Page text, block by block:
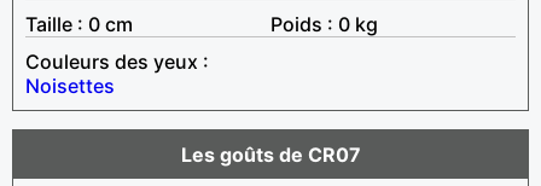
Taille : 0 cm
Poids : 0 kg
Couleurs des yeux :
Noisettes
Les goûts de CR07